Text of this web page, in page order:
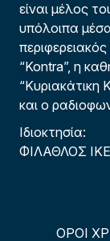
είναι μέλος
υπόλοιπα
“Kontra”, η
“Κυριακάτικη
και ο
Ιδιοκτησία:
ΦΙΛΑΘΛΟΣ ΙΚΕ
ΟΡΟΙ